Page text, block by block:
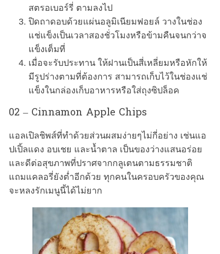
สตรอเบอร์รี่ ตามลงไป
ปิดถาดอบด้วยแผ่นอลูมิเนียมฟอยล์ วางในช่อง
แช่แข็งเป็นเวลาสองชั่วโมงหรือข้ามคืนจนกว่าจ
แข็งเต็มที่
เมื่อจะรับประทาน ให้ฝานเป็นสี่เหลี่ยมหรือหักให้
มีรูปร่างตามที่ต้องการ สามารถเก็บไว้ในช่องแช่
แข็งในกล่องเก็บอาหารหรือใส่ถุงซิปล็อค
02 – Cinnamon Apple Chips
แอลเปิลชิพส์ที่ทำด้วยส่วนผสมง่ายๆไม่กี่อย่าง เช่นแอ
ปเปิ้ลแดง อบเชย และน้ำตาล เป็นของว่างแสนอร่อย
และดีต่อสุขภาพที่ปราศจากกลูเตนตามธรรมชาติ
แถมแคลอรี่ยังต่ำอีกด้วย ทุกคนในครอบครัวของคุณ
จะหลงรักเมนูนี้ได้ไม่ยาก